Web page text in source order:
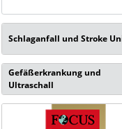
Schlaganfall und Stroke
Gefäßerkrankung und
Ultraschall